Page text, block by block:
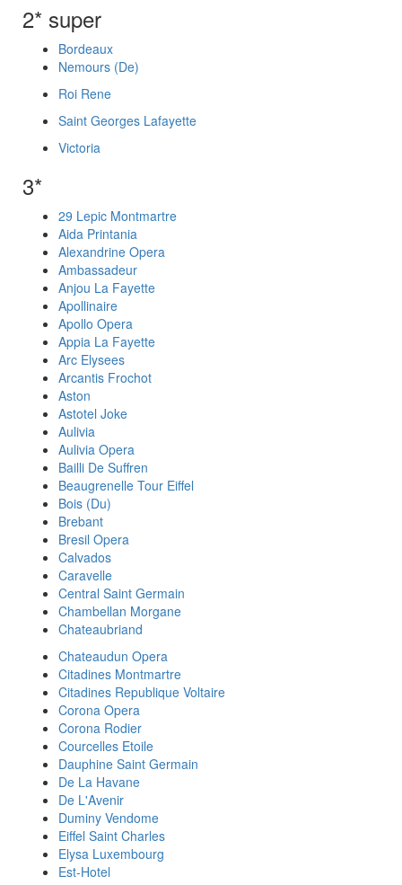
2* super
Bordeaux
Nemours (De)
Roi Rene
Saint Georges Lafayette
Victoria
3*
29 Lepic Montmartre
Aida Printania
Alexandrine Opera
Ambassadeur
Anjou La Fayette
Apollinaire
Apollo Opera
Appia La Fayette
Arc Elysees
Arcantis Frochot
Aston
Astotel Joke
Aulivia
Aulivia Opera
Bailli De Suffren
Beaugrenelle Tour Eiffel
Bois (Du)
Brebant
Bresil Opera
Calvados
Caravelle
Central Saint Germain
Chambellan Morgane
Chateaubriand
Chateaudun Opera
Citadines Montmartre
Citadines Republique Voltaire
Corona Opera
Corona Rodier
Courcelles Etoile
Dauphine Saint Germain
De La Havane
De L'Avenir
Duminy Vendome
Eiffel Saint Charles
Elysa Luxembourg
Est-Hotel